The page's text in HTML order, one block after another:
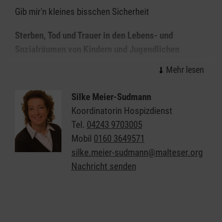
Gib mir'n kleines bisschen Sicherheit
Sterben, Tod und Trauer in den Lebens- und
Das Malteser-Projekt "Gib mir´n kleines bisschen
Themen Sterben, Tod und Trauer heran, um ihnen
einen Raum zu geben, sich mit diesen
einschneidenden Erlebnissen auseinander setzen zu
können. In einem deutschlandweiten Modellprojekt
haben ehrenamtliche Mitarbeiter der Malteser-
Hospizdienste mit Kindern und Jugendlichen über
Silke Meier-Sudmann
Koordinatorin Hospizdienst
Tel. 04243 9703005
Mobil 0160 3649571
silke.meier-sudmann@malteser.org
Nachricht senden